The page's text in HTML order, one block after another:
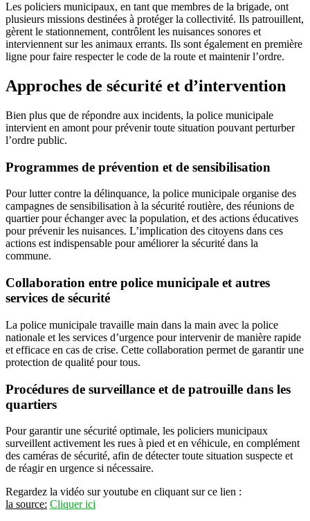
Les policiers municipaux, en tant que membres de la brigade, ont
plusieurs missions destinées à protéger la collectivité. Ils patrouillent,
gèrent le stationnement, contrôlent les nuisances sonores et
interviennent sur les animaux errants. Ils sont également en première
ligne pour faire respecter le code de la route et maintenir l’ordre.
Approches de sécurité et d’intervention
Bien plus que de répondre aux incidents, la police municipale
intervient en amont pour prévenir toute situation pouvant perturber
l’ordre public.
Programmes de prévention et de sensibilisation
Pour lutter contre la délinquance, la police municipale organise des
campagnes de sensibilisation à la sécurité routière, des réunions de
quartier pour échanger avec la population, et des actions éducatives
pour prévenir les nuisances. L’implication des citoyens dans ces
actions est indispensable pour améliorer la sécurité dans la
commune.
Collaboration entre police municipale et autres
services de sécurité
La police municipale travaille main dans la main avec la police
nationale et les services d’urgence pour intervenir de manière rapide
et efficace en cas de crise. Cette collaboration permet de garantir une
protection de qualité pour tous.
Procédures de surveillance et de patrouille dans les
quartiers
Pour garantir une sécurité optimale, les policiers municipaux
surveillent activement les rues à pied et en véhicule, en complément
des caméras de sécurité, afin de détecter toute situation suspecte et
de réagir en urgence si nécessaire.
Regardez la vidéo sur youtube en cliquant sur ce lien :
la source: Cliquer ici